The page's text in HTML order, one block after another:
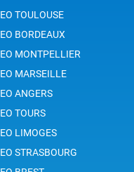
TOULOUSE
BORDEAUX
MONTPELLIER
MARSEILLE
ANGERS
TOURS
LIMOGES
STRASBOURG